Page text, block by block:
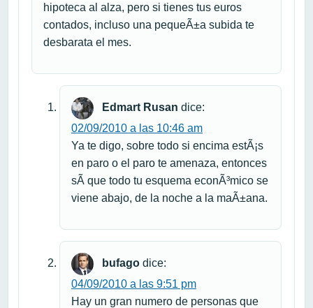
hipoteca al alza, pero si tienes tus euros
contados, incluso una pequeÃ±a subida te
desbarata el mes.
Edmart Rusan dice:
02/09/2010 a las 10:46 am
Ya te digo, sobre todo si encima estÃ¡s
en paro o el paro te amenaza, entonces
sÃ­ que todo tu esquema econÃ³mico se
viene abajo, de la noche a la maÃ±ana.
bufago dice:
04/09/2010 a las 9:51 pm
Hay un gran numero de personas que